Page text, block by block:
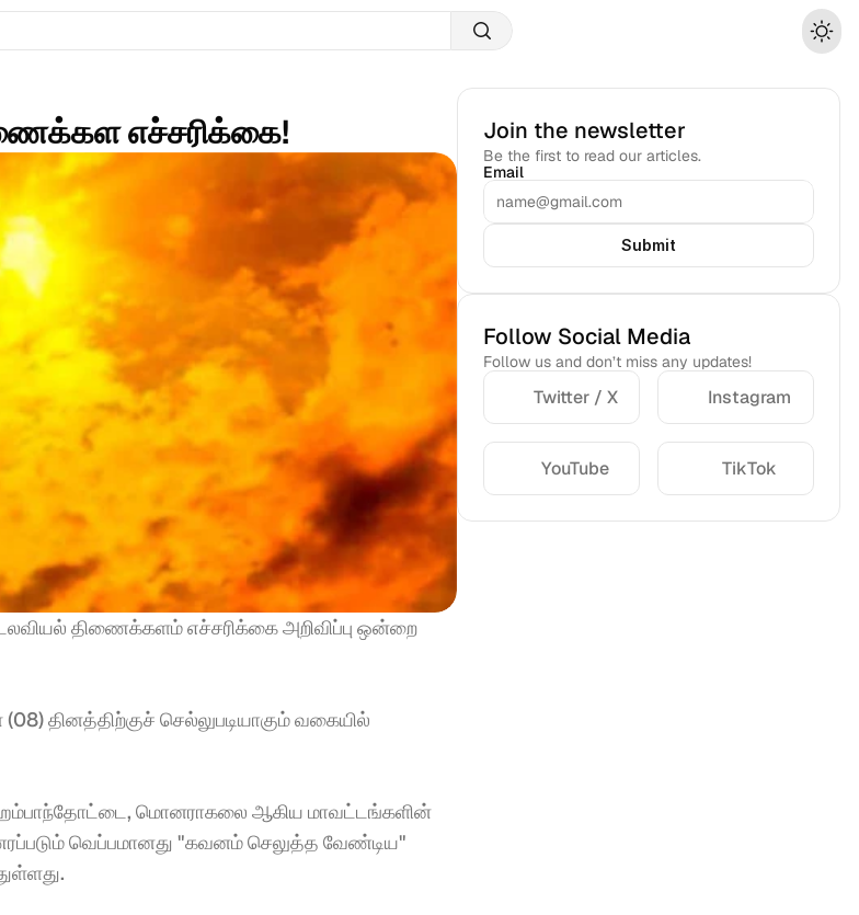
எச்சரிக்கை!
திணைக்களம் எச்சரிக்கை அறிவிப்பு ஒன்றை
தினத்திற்குச் செல்லுபடியாகும் வகையில்
ஹம்பாந்தோட்டை, மொனராகலை ஆகிய மாவட்டங்களின்
வெப்பமானது "கவனம் செலுத்த வேண்டிய"
Join the newsletter
Be the first to read our articles.
Email
Submit
Follow Social Media
Follow us and don’t miss any updates!
Twitter / X Instagram
YouTube TikTok